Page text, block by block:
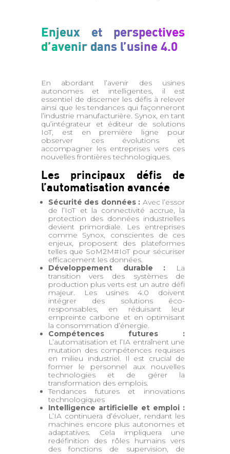
Enjeux et perspectives
d’avenir dans l’usine 4.0
En abordant l’avenir des usines
autonomes et intelligentes, il est
essentiel de discerner les défis à relever
ainsi que les tendances qui façonneront
l’industrie manufacturière. Synox, en tant
qu’intégrateur et éditeur de solutions
IoT, est en première ligne pour
observer ces évolutions et
accompagner les entreprises vers ces
nouvelles frontières technologiques.
Les principaux défis de
l’automatisation avancée
Sécurité des données : Avec l’essor
de l’IoT et la connectivité accrue, la
protection des données industrielles
devient primordiale. Les entreprises
comme Synox, conscientes de ces
enjeux, proposent des plateformes
telles que SoM2M#IoT pour sécuriser
efficacement les données.
Développement durable : La
transition vers des systèmes de
production plus verts est un autre défi
majeur. Les usines 4.0 doivent
intégrer des solutions éco-
responsables, en réduisant leur
empreinte carbone et en optimisant
la consommation d’énergie.
Compétences futures :
L’automatisation et l’IA entraînent une
mutation des compétences requises
en milieu industriel. Il est crucial de
former le personnel aux nouvelles
technologies et de gérer la
transformation des emplois.
Tendances futures et innovations
technologiques
Intelligence artificielle et emploi :
L’IA continuera d’évoluer, rendant les
machines encore plus autonomes et
adaptatives. Cela impliquera une
redéfinition des rôles humains vers
des fonctions de supervision, de